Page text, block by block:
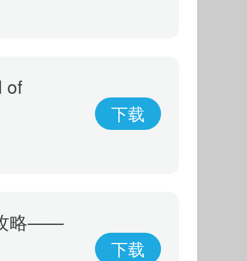
of
游戏上
话传承
下载
略——
下载